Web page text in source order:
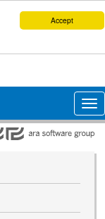
Accept